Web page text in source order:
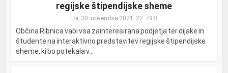
regijske štipendijske sheme
tor, 30. novembra 2021 79
Občina Ribnica vabi vsa zainteresirana podjetja ter dijake in
študente na interaktivno predstavitev regijske štipendijske
sheme, ki bo potekala v...